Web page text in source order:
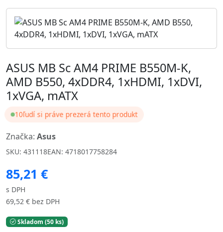
ASUS MB Sc AM4 PRIME B550M-K,
AMD B550, 4xDDR4, 1xHDMI, 1xDVI,
1xVGA, mATX
10ľudí si práve prezerá tento produkt
Značka: Asus
SKU: 431118EAN: 4718017758284
85,21 €
s DPH
69,52 € bez DPH
Skladom (50 ks)